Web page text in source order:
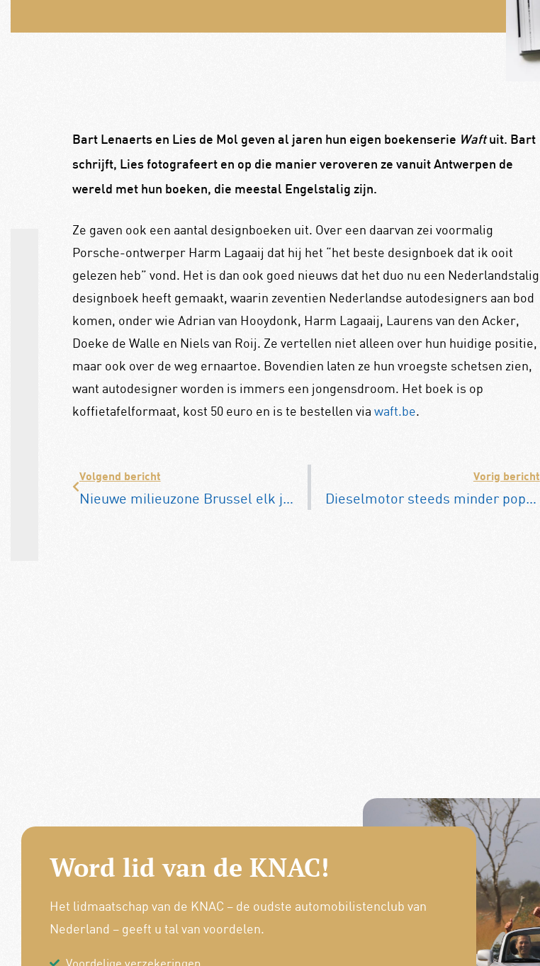
Bart Lenaerts en Lies de Mol geven al jaren hun eigen boekenserie Waftuit. Bart
schrijft, Lies fotografeert en op die manier veroveren ze vanuit Antwerpen de
wereld met hun boeken, die meestal Engelstalig zijn.
Ze gaven ook een aantal designboeken uit. Over een daarvan zei voormalig
Porsche-ontwerper Harm Lagaaij dat hij het “het beste designboek dat ik ooit
gelezen heb” vond. Het is dan ook goed nieuws dat het duo nu een Nederlandstalig
designboek heeft gemaakt, waarin zeventien Nederlandse autodesigners aan bod
komen, onder wie Adrian van Hooydonk, Harm Lagaaij, Laurens van den Acker,
Doeke de Walle en Niels van Roij. Ze vertellen niet alleen over hun huidige positie,
maar ook over de weg ernaartoe. Bovendien laten ze hun vroegste schetsen zien,
want autodesigner worden is immers een jongensdroom. Het boek is op
koffietafelformaat, kost 50 euro en is te bestellen via waft.be.
Volgend bericht
Nieuwe milieuzone Brussel elk jaar strenger
Vorig bericht
Dieselmotor steeds minder populair
Word lid van de KNAC!
Het lidmaatschap van de KNAC – de oudste automobilistenclub van
Nederland – geeft u tal van voordelen.
Voordelige verzekeringen